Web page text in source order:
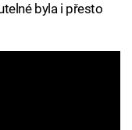
byla i přesto